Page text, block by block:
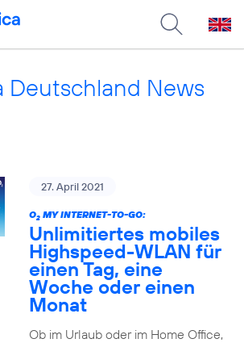
Deutschland News
27. April 2021
O2MY INTERNET-TO-GO:
Unlimitiertes mobiles
Highspeed-WLAN für
einen Tag, eine
Woche oder einen
Monat
Ob im Urlaub oder im Home Office,